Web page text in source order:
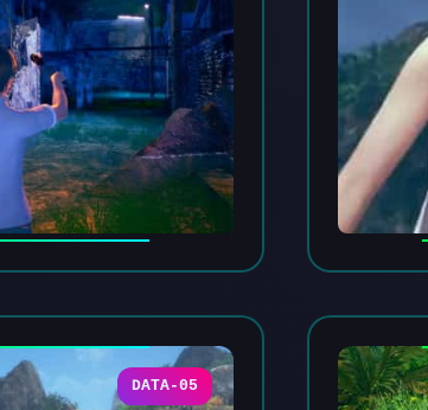
DATA-05